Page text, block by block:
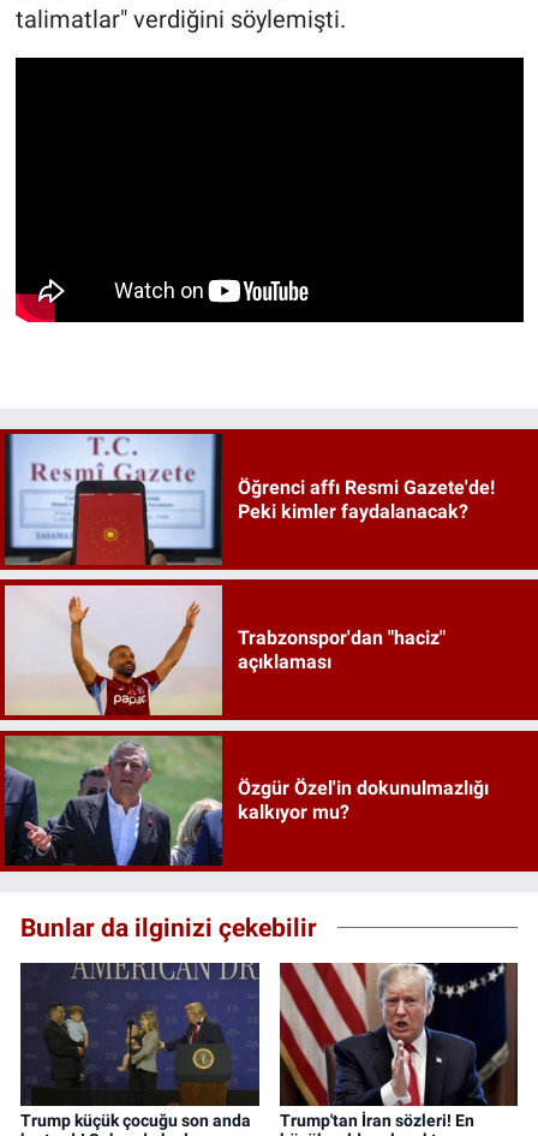
talimatlar" verdiğini söylemişti.
Öğrenci affı Resmi Gazete'de!
Peki kimler faydalanacak?
Trabzonspor'dan "haciz"
açıklaması
Özgür Özel'in dokunulmazlığı
kalkıyor mu?
Bunlar da ilginizi çekebilir
Trump küçük çocuğu son anda
Trump'tan İran sözleri! En